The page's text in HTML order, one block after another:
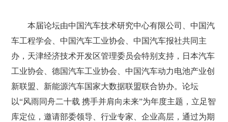
本届论坛由中国汽车技术研究中心有限公司、中国汽
车工程学会、中国汽车工业协会、中国汽车报社共同主
办，天津经济技术开发区管理委员会特别支持，日本汽车
工业协会、德国汽车工业协会、中国汽车动力电池产业创
新联盟、新能源汽车国家大数据联盟联合协办。论坛
以“风雨同舟二十载 携手并肩向未来”为年度主题，立足智
库定位，邀请部委领导、行业专家、企业高层，通过为期